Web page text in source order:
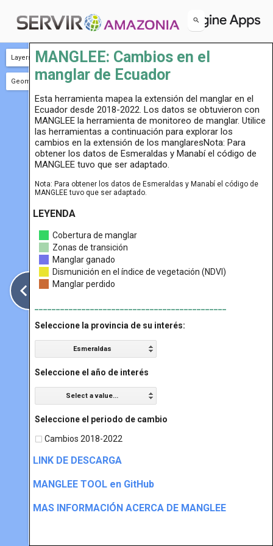
Layers
S2 2022
S2 2020
MAATE
Layers
Cambio 2022
Geometry Imports
geometry
+ new layer
MANGLEE: Cambios en el
manglar de Ecuador
Esta herramienta mapea la extensión del manglar en el
Ecuador desde 2018-2022. Los datos se obtuvieron con
MANGLEE la herramienta de monitoreo de manglar. Utilice
las herramientas a continuación para explorar los
cambios en la extensión de los manglaresNota: Para
obtener los datos de Esmeraldas y Manabí el código de
MANGLEE tuvo que ser adaptado.
Nota: Para obtener los datos de Esmeraldas y Manabí el código de
MANGLEE tuvo que ser adaptado.
LEYENDA
Cobertura de manglar
Zonas de transición
Manglar ganado
Dismunición en el índice de vegetación (NDVI)
Manglar perdido
Seleccione la provincia de su interés:
Esmeraldas
Seleccione el año de interés
Select a value...
Seleccione el periodo de cambio
Cambios 2018-2022
LINK DE DESCARGA
MANGLEE TOOL en GitHub
MAS INFORMACIÓN ACERCA DE MANGLEE